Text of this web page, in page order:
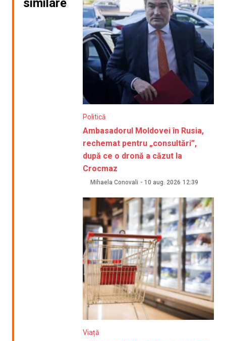
similare
Politică
Ambasadorul Moldovei în Rusia,
rechemat pentru „consultări”,
după ce o dronă a căzut la
Crocmaz
Mihaela Conovali - 10 aug. 2026 12:39
Viață